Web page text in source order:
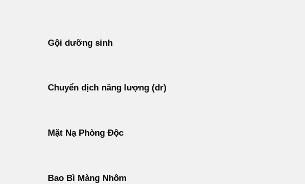
Gội dưỡng sinh
Chuyển dịch năng lượng (dr)
Mặt Nạ Phòng Độc
Bao Bì Màng Nhôm